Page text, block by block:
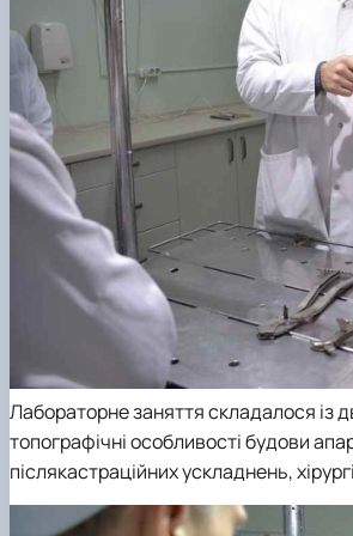
Лабораторне заняття складалося із
топографічні особливості будови
післякастраційних ускладнень,